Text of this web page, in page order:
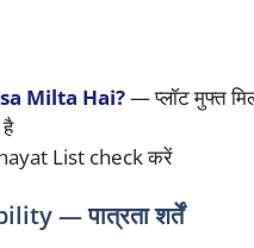
Milta Hai?— प्लॉट मुफ्त
List check करें
— पात्रता शर्तें